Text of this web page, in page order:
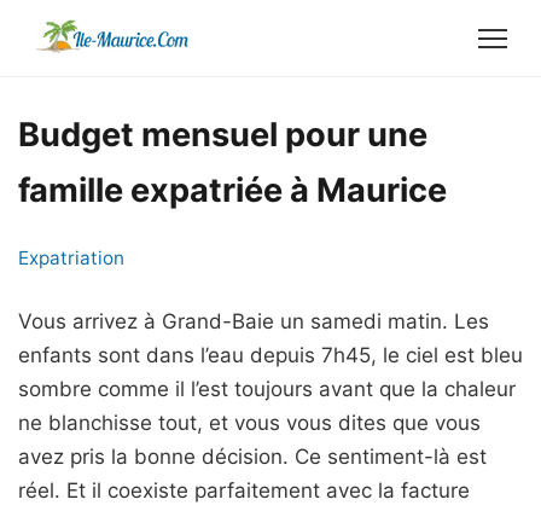
Budget mensuel pour une
famille expatriée à Maurice
Expatriation
Vous arrivez à Grand-Baie un samedi matin. Les
enfants sont dans l’eau depuis 7h45, le ciel est bleu
sombre comme il l’est toujours avant que la chaleur
ne blanchisse tout, et vous vous dites que vous
avez pris la bonne décision. Ce sentiment-là est
réel. Et il coexiste parfaitement avec la facture